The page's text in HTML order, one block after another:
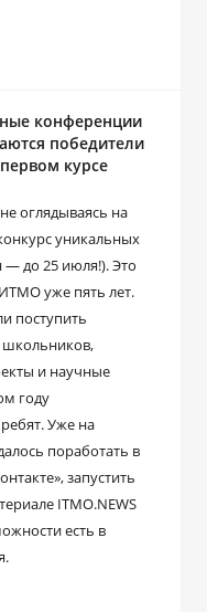
конференции
победители
курсе
оглядываясь на
уникальных
― до 25 июля!). Это
уже пять лет.
поступить
школьников,
и научные
году
Уже на
поработать в
запустить
ITMO.NEWS
есть в